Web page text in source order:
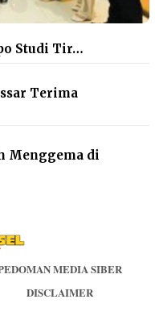
Studi Tir…
Terima
Menggema di
MEDIA SIBER
DISCLAIMER